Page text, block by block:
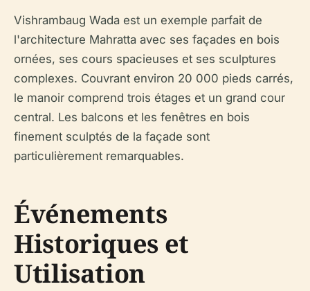
Vishrambaug Wada est un exemple parfait de
l'architecture Mahratta avec ses façades en bois
ornées, ses cours spacieuses et ses sculptures
complexes. Couvrant environ 20 000 pieds carrés,
le manoir comprend trois étages et un grand cour
central. Les balcons et les fenêtres en bois
finement sculptés de la façade sont
particulièrement remarquables.
Événements
Historiques et
Utilisation